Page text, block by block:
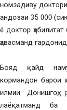
номзадиву
андозаи 35 000
ё доктор
ҳавасманд
Бояд қайд
кормандон барои
илмии Донишгоҳ,
лаёқатманд ба